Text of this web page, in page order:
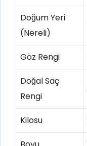
Doğum Yeri
(Nereli)
Göz Rengi
Doğal Saç
Rengi
Kilosu